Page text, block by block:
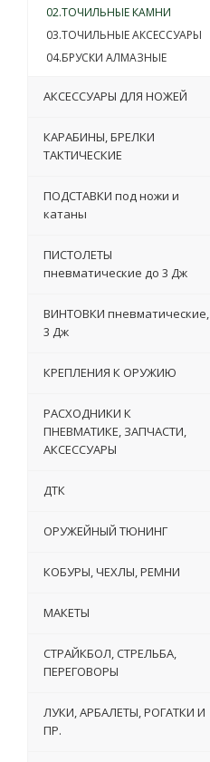
02.ТОЧИЛЬНЫЕ КАМНИ
03.ТОЧИЛЬНЫЕ АКСЕССУАРЫ
04.БРУСКИ АЛМАЗНЫЕ
АКСЕССУАРЫ ДЛЯ НОЖЕЙ
КАРАБИНЫ, БРЕЛКИ
ТАКТИЧЕСКИЕ
ПОДСТАВКИ под ножи и
катаны
ПИСТОЛЕТЫ
пневматические до 3 Дж
ВИНТОВКИ пневматические,
3 Дж
КРЕПЛЕНИЯ К ОРУЖИЮ
РАСХОДНИКИ К
ПНЕВМАТИКЕ, ЗАПЧАСТИ,
АКСЕССУАРЫ
ДТК
ОРУЖЕЙНЫЙ ТЮНИНГ
КОБУРЫ, ЧЕХЛЫ, РЕМНИ
МАКЕТЫ
СТРАЙКБОЛ, СТРЕЛЬБА,
ПЕРЕГОВОРЫ
ЛУКИ, АРБАЛЕТЫ, РОГАТКИ И
ПР.